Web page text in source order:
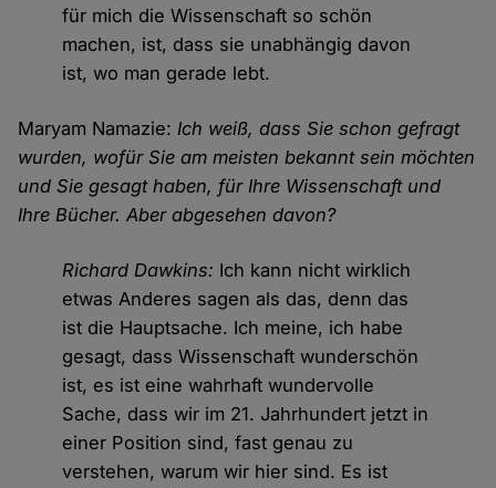
für mich die Wissenschaft so schön
machen, ist, dass sie unabhängig davon
ist, wo man gerade lebt.
Maryam Namazie:Ich weiß, dass Sie schon gefragt
wurden, wofür Sie am meisten bekannt sein möchten
und Sie gesagt haben, für Ihre Wissenschaft und
Ihre Bücher. Aber abgesehen davon?
Richard Dawkins: Ich kann nicht wirklich
etwas Anderes sagen als das, denn das
ist die Hauptsache. Ich meine, ich habe
gesagt, dass Wissenschaft wunderschön
ist, es ist eine wahrhaft wundervolle
Sache, dass wir im 21. Jahrhundert jetzt in
einer Position sind, fast genau zu
verstehen, warum wir hier sind. Es ist